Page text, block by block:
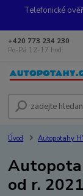
Telefonické
+420 773 234 230
Po-Pá 12-17 hod.
Úvod Autopotahy
od r. 2021